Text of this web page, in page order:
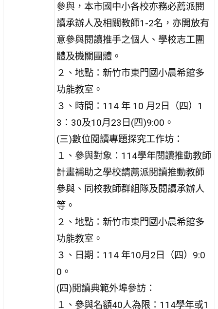
參與，本市國中小各校亦務必薦派閱
讀承辦人及相關教師1-2名，亦開放有
意參與閱讀推手之個人、學校志工團
體及機關團體。
２、地點：新竹市東門國小晨希館多
功能教室。
３、時間：114 年 10 月2日（四）1
3：30及10月23日(四)9:00。
(三)數位閱讀專題探究工作坊：
１、參與對象：114學年閱讀推動教師
計畫補助之學校請薦派閱讀推動教師
參與、同校教師群組隊及閱讀承辦人
等。
２、地點：新竹市東門國小晨希館多
功能教室。
３、日期：114 年10月2日（四）9:0
0。
(四)閱讀典範外埠參訪：
１、參與名額40人為限：114學年或1